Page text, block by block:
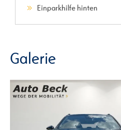
Einparkhilfe hinten
Galerie